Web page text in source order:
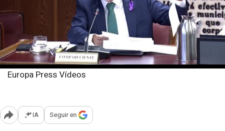
Europa Press Vídeos
Abrir opciones para compartir
IA Seguir en